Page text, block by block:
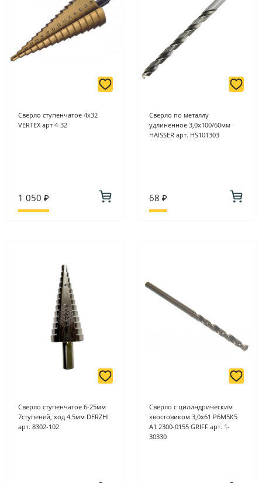
Сверло ступенчатое 4х32
VERTEX арт 4-32
1 050 ₽
Сверло по металлу
удлиненное 3,0х100/60мм
HAISSER арт. HS101303
68 ₽
Сверло ступенчатое 6-25мм
7ступеней, ход 4.5мм DERZHI
арт. 8302-102
Сверло с цилиндрическим
хвостовиком 3,0х61 Р6М5К5
А1 2300-0155 GRIFF арт. 1-
30330